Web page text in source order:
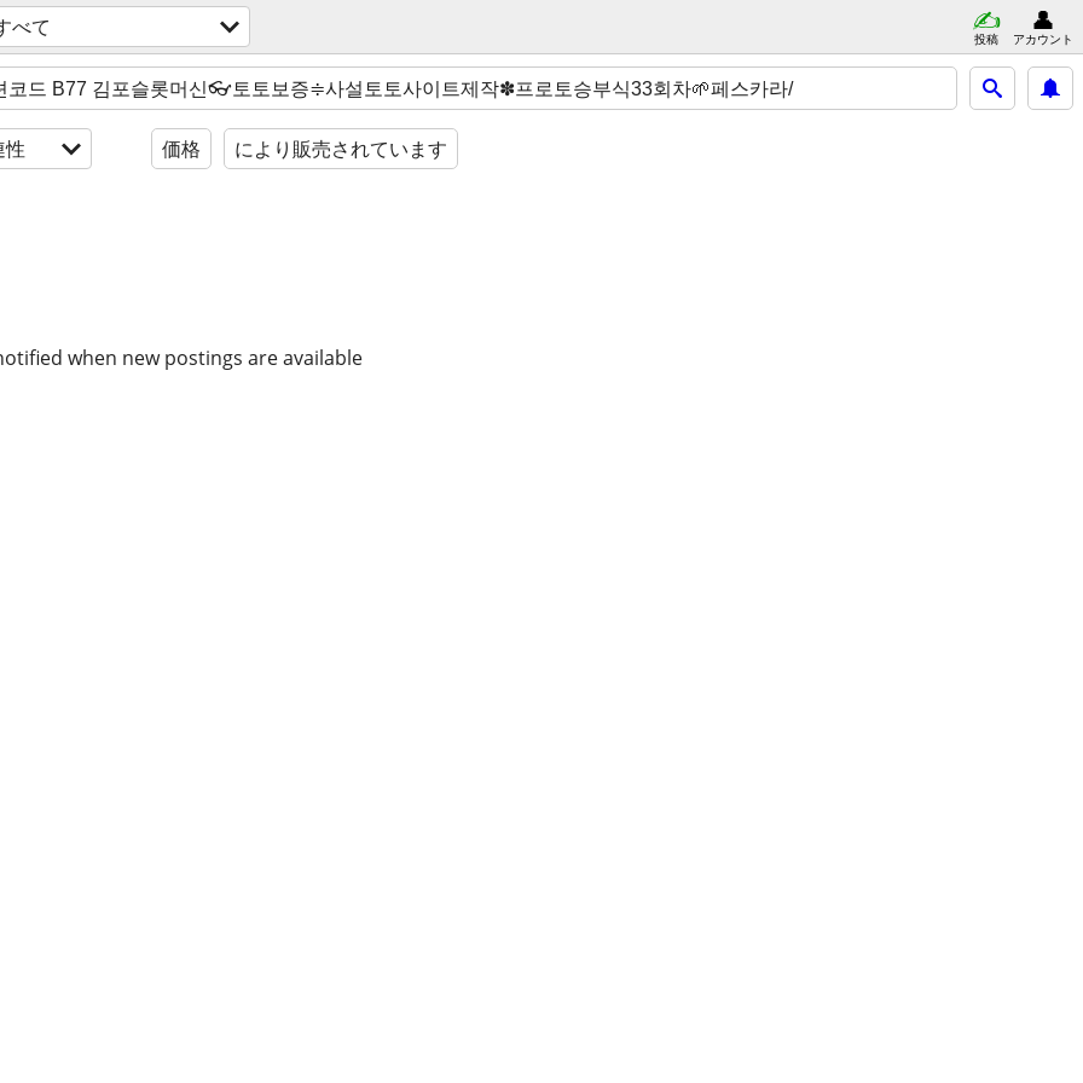
べて 投稿 アカウント
性 価格 により販売されています
when new postings are available